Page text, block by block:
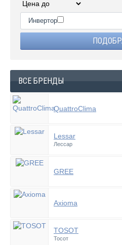
Инвертор
ВСЕ БРЕНДЫ
QuattroClima
Lessar
Лессар
GREE
Axioma
TOSOT
Тосот